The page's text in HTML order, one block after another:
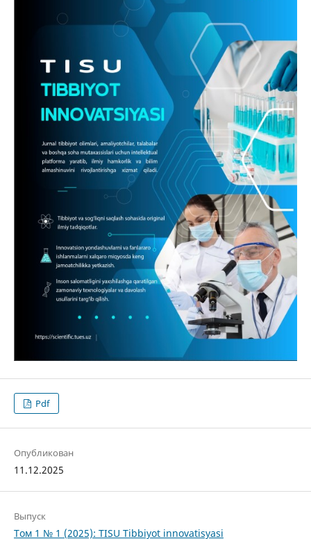
Pdf
Опубликован
11.12.2025
Выпуск
Том 1 № 1 (2025): TISU Tibbiyot innovatisyasi